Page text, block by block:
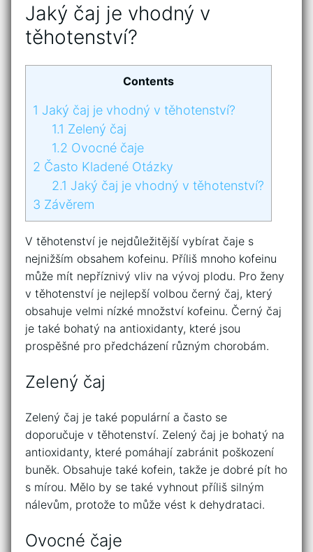
Jaký čaj je vhodný v
těhotenství?
Contents
1 Jaký čaj je vhodný v těhotenství?
1.1 Zelený čaj
1.2 Ovocné čaje
2 Často Kladené Otázky
2.1 Jaký čaj je vhodný v těhotenství?
3 Závěrem
V těhotenství je nejdůležitější vybírat čaje s
nejnižším obsahem kofeinu. Příliš mnoho kofeinu
může mít nepříznivý vliv na vývoj plodu. Pro ženy
v těhotenství je nejlepší volbou černý čaj, který
obsahuje velmi nízké množství kofeinu. Černý čaj
je také bohatý na antioxidanty, které jsou
prospěšné pro předcházení různým chorobám.
Zelený čaj
Zelený čaj je také populární a často se
doporučuje v těhotenství. Zelený čaj je bohatý na
antioxidanty, které pomáhají zabránit poškození
buněk. Obsahuje také kofein, takže je dobré pít ho
s mírou. Mělo by se také vyhnout příliš silným
nálevům, protože to může vést k dehydrataci.
Ovocné čaje